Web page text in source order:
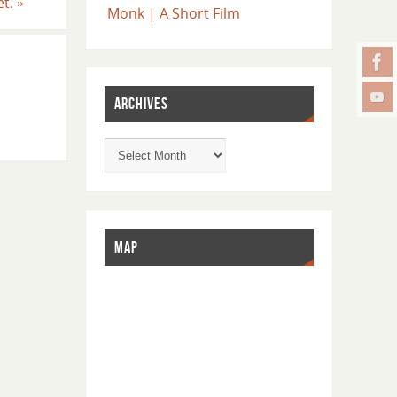
Monk | A Short Film
ARCHIVES
MAP